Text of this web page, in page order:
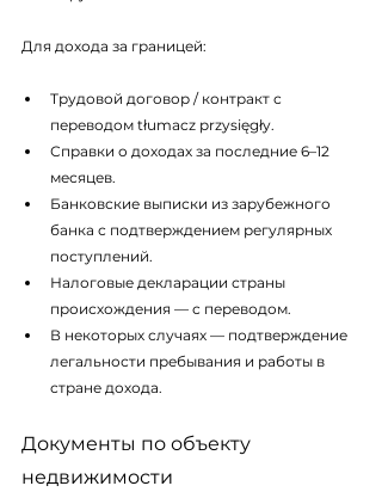
Для дохода за границей:
Трудовой договор / контракт с
переводом tłumacz przysięgły.
Справки о доходах за последние 6–12
месяцев.
Банковские выписки из зарубежного
банка с подтверждением регулярных
поступлений.
Налоговые декларации страны
происхождения — с переводом.
В некоторых случаях — подтверждение
легальности пребывания и работы в
стране дохода.
Документы по объекту
недвижимости